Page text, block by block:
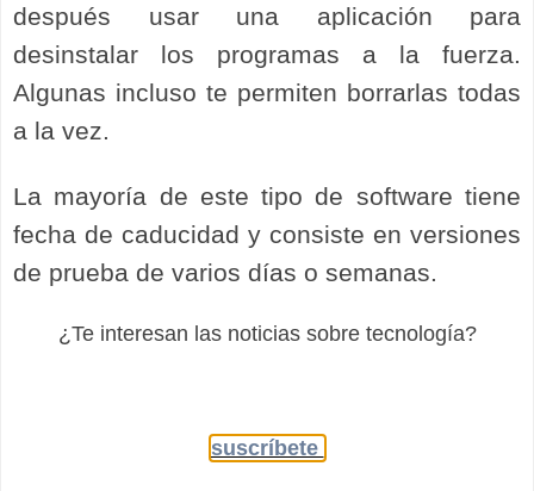
después usar una aplicación para
desinstalar los programas a la fuerza.
Algunas incluso te permiten borrarlas todas
a la vez.
La mayoría de este tipo de software tiene
fecha de caducidad y consiste en versiones
de prueba de varios días o semanas.
¿Te interesan las noticias sobre tecnología?
suscríbete